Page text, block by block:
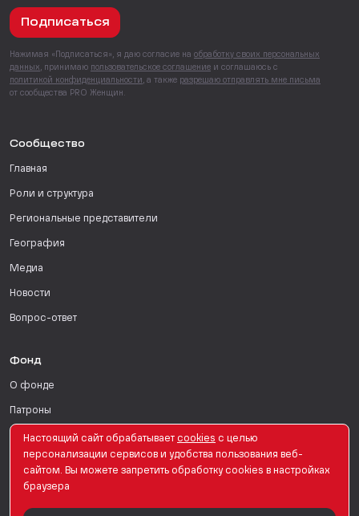
Подписаться
Нажимая «Подписаться», я даю согласие на обработку своих персональных
данных , принимаю пользовательское соглашение и соглашаюсь с
политикой конфиденциальности , а также разрешаю отправлять мне письма
от сообщества PRO Женщин.
Сообщество
Главная
Роли и структура
Региональные представители
География
Медиа
Новости
Вопрос-ответ
Фонд
О фонде
Патроны
Поддержать
Для СМИ
Настоящий сайт обрабатывает сookies с целью
персонализации сервисов и удобства пользования веб-
сайтом. Вы можете запретить обработку сookies в настройках
браузера